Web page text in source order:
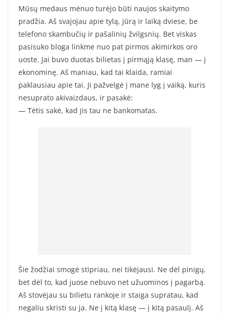
Mūsų medaus mėnuo turėjo būti naujos skaitymo
pradžia. Aš svajojau apie tylą, jūrą ir laiką dviese, be
telefono skambučių ir pašalinių žvilgsnių. Bet viskas
pasisuko bloga linkme nuo pat pirmos akimirkos oro
uoste. Jai buvo duotas bilietas į pirmąją klasę, man — į
ekonominę. Aš maniau, kad tai klaida, ramiai
paklausiau apie tai. Ji pažvelgė į mane lyg į vaiką, kuris
nesuprato akivaizdaus, ir pasakė:
— Tėtis sakė, kad jis tau ne bankomatas.
Šie žodžiai smogė stipriau, nei tikėjausi. Ne dėl pinigų,
bet dėl to, kad juose nebuvo net užuominos į pagarbą.
Aš stovėjau su bilietu rankoje ir staiga supratau, kad
negaliu skristi su ja. Ne į kitą klasę — į kitą pasaulį. Aš